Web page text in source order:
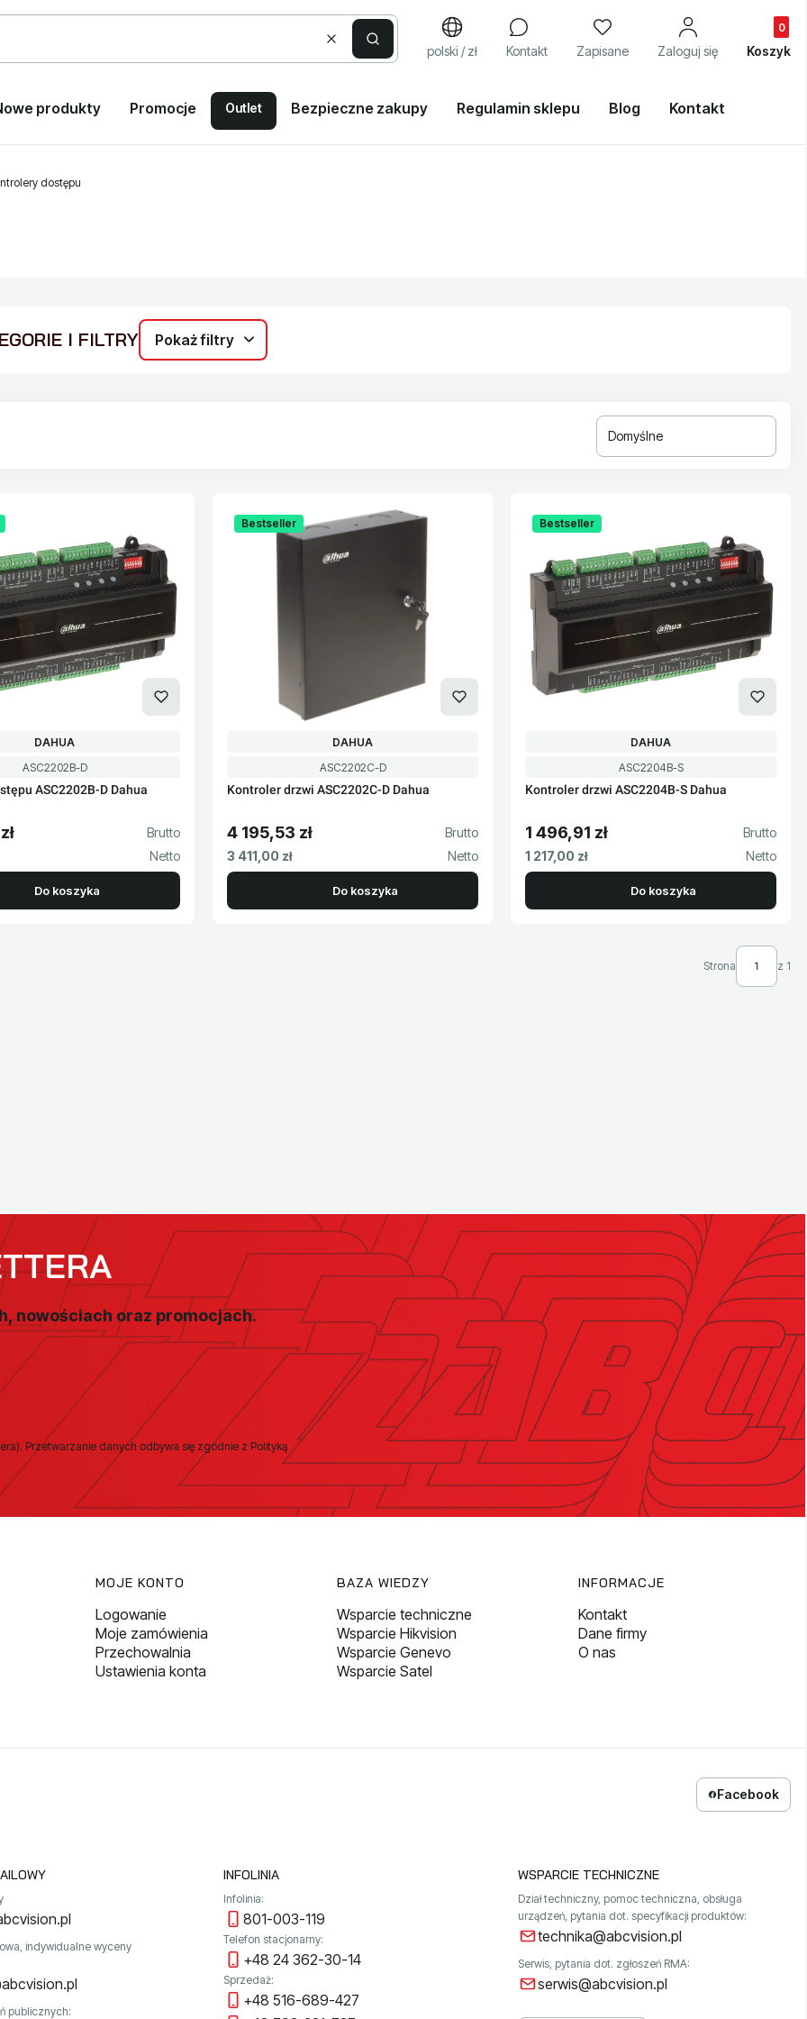
WyczyśćSzukaj polski / zł Kontakt Zapisane Zaloguj się Koszyk
produkty Promocje Outlet Bezpieczne zakupy Regulamin sklepu Blog Kontakt
dostępu
I FILTRY Pokaż filtry
Domyślne
Kod produktu
ASC2202B-D
ASC2202B-D Dahua
PRODUCENT
DAHUA
Do koszyka
Bestseller
Kod produktu
ASC2202C-D
Kontroler drzwi ASC2202C-D Dahua
PRODUCENT
DAHUA
Cena brutto
4 195,53 zł
Cena netto
3 411,00 zł
Do koszyka
Bestseller
Kod produktu
ASC2204B-S
Kontroler drzwi ASC2204B-S Dahua
PRODUCENT
DAHUA
Cena brutto
1 496,91 zł
Cena netto
1 217,00 zł
Do koszyka
Strona z 1
nowościach oraz promocjach.
Przetwarzanie danych odbywa się zgodnie z Polityką
MOJE KONTO
Logowanie
Moje zamówienia
Przechowalnia
Ustawienia konta
BAZA WIEDZY
Wsparcie techniczne
Wsparcie Hikvision
Wsparcie Genevo
Wsparcie Satel
INFORMACJE
Kontakt
Dane firmy
O nas
Facebook
indywidualne wyceny
publicznych:
INFOLINIA
Infolinia:
801-003-119
Telefon stacjonarny:
+48 24 362-30-14
Sprzedaż:
+48 516-689-427
WSPARCIE TECHNICZNE
Dział techniczny, pomoc techniczna, obsługa
urządzeń, pytania dot. specyfikacji produktów:
technika@abcvision.pl
Serwis, pytania dot. zgłoszeń RMA:
serwis@abcvision.pl